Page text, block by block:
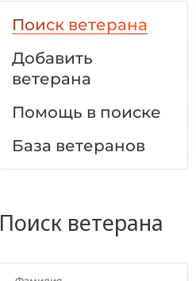
Поиск ветерана
Добавить
ветерана
Помощь в поиске
База ветеранов
Поиск ветерана